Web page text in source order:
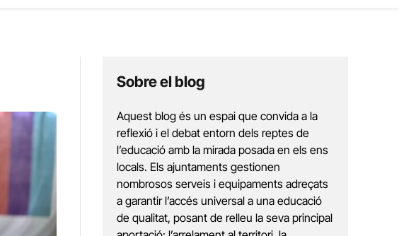
Sobre el blog
Aquest blog és un espai que convida a la
reflexió i el debat entorn dels reptes de
l’educació amb la mirada posada en els ens
locals. Els ajuntaments gestionen
nombrosos serveis i equipaments adreçats
a garantir l’accés universal a una educació
de qualitat, posant de relleu la seva principal